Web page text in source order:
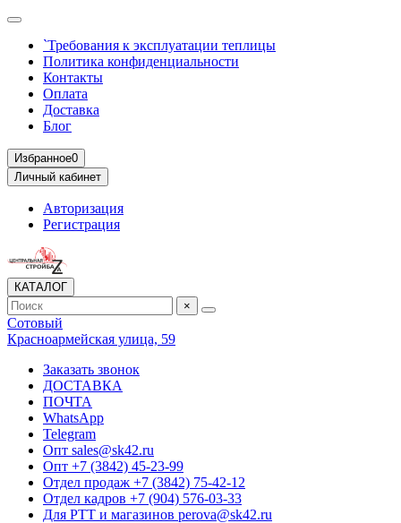
`Требования к эксплуатации теплицы
Политика конфиденциальности
Контакты
Оплата
Доставка
Блог
Избранное0
Личный кабинет
Авторизация
Регистрация
КАТАЛОГ
×
Сотовый
Красноармейская улица, 59
Заказать звонок
ДОСТАВКА
ПОЧТА
WhatsApp
Telegram
Опт sales@sk42.ru
Опт +7 (3842) 45-23-99
Отдел продаж +7 (3842) 75-42-12
Отдел кадров +7 (904) 576-03-33
Для РТТ и магазинов perova@sk42.ru